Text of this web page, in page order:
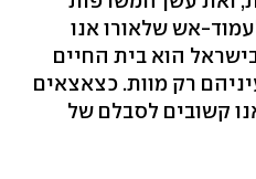
אש שלאורו אנו
הוא בית החיים
רק מוות. כצאצאים
קשובים לסבלם של